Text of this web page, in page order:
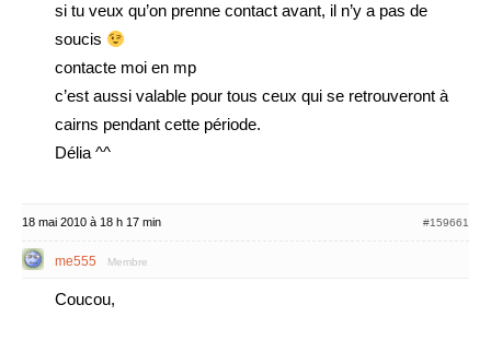
si tu veux qu’on prenne contact avant, il n’y a pas de
soucis
contacte moi en mp
c’est aussi valable pour tous ceux qui se retrouveront à
cairns pendant cette période.
Délia ^^
18 mai 2010 à 18 h 17 min #159661
me555 Membre
Coucou,